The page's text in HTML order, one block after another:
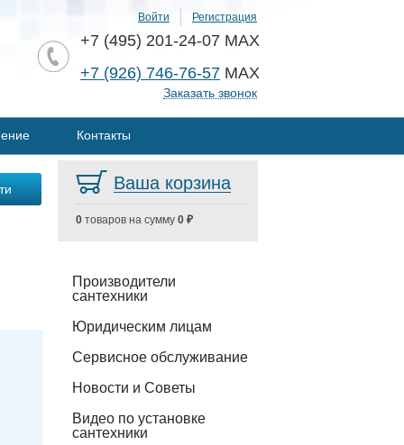
Войти Регистрация
+7 (495) 201-24-07 MAX
+7 (926) 746-76-57 MAX
Заказать звонок
Контакты
Ваша корзина
0 товаров на сумму 0 ₽
Производители
сантехники
Юридическим лицам
Сервисное обслуживание
Новости и Советы
Видео по установке
сантехники